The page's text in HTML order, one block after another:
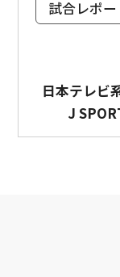
試合レポー
日本テレビ
J